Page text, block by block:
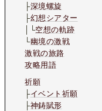
├深境螺旋
├幻想シアター
│└空想の軌跡
└幽境の激戦
激戦の旅路
攻略用語
祈願
├イベント祈願
├神鋳賦形